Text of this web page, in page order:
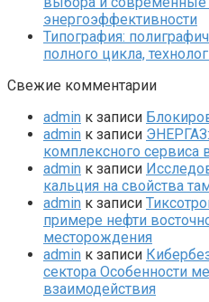
энергоэффективности
Типография:
полного цикла,
Свежие комментарии
admin к записи
admin к записи
комплексного сервиса
admin к записи
кальция на свойства
admin к записи
примере нефти
месторождения
admin к записи
сектора Особенности
взаимодействия